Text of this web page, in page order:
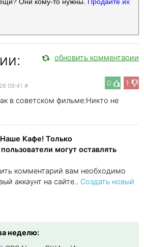
обновить комментарии
0 1
09:41 #
в советском фильме:Никто не
Кафе! Только
могут оставлять
комментарий вам необходимо
аккаунт на сайте.. Создать новый
неделю: